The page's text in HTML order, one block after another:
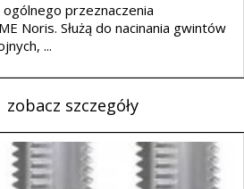
przeznaczenia
Noris. Służą do nacinania gwintów
...
zobacz szczegóły